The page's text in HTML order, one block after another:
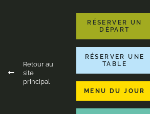
Retour au
site
principal
RÉSERVER UN
DÉPART
RÉSERVER UNE
TABLE
MENU DU JOUR